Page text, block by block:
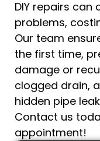
DIY repairs
problems,
Our team
the first time,
damage or
clogged drain,
hidden pipe
Contact us
appointment!